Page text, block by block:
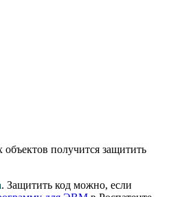
получится защитить
. Защитить код можно, если